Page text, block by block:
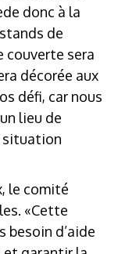
donc à la
de
couverte sera
décorée aux
défi, car nous
lieu de
situation
le comité
«Cette
besoin d’aide